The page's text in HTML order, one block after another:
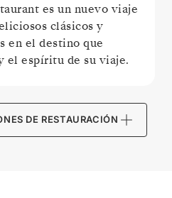
es un nuevo viaje
clásicos y
en el destino que
el espíritu de su viaje.
DE RESTAURACIÓN